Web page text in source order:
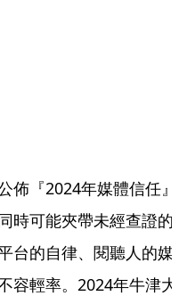
佈『2024年媒體信任』
時可能夾帶未經查證的
台的自律、閱聽人的媒
容輕率。2024年牛津大